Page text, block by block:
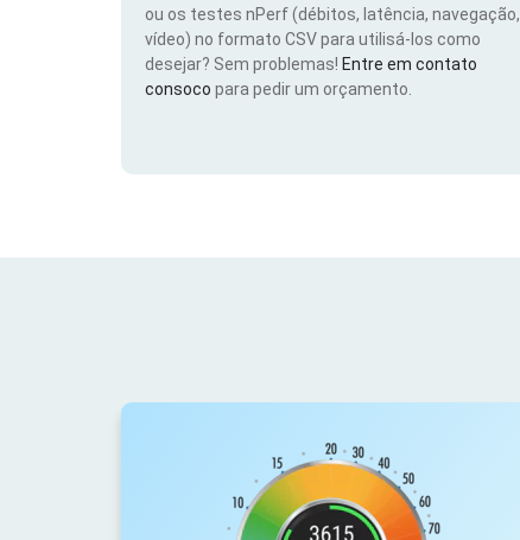
ou os testes nPerf (débitos, latência, navegação,
vídeo) no formato CSV para utilisá-los como
desejar? Sem problemas! Entre em contato
consoco para pedir um orçamento.